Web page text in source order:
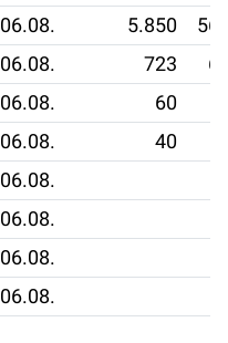
06.08. 5.850
06.08. 723
06.08. 60
06.08. 40
06.08.
06.08.
06.08.
06.08.